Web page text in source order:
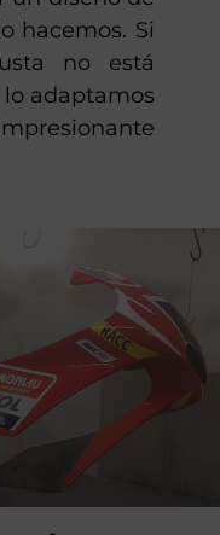
cambio de
desarrollar
mente o
un diseño de
hacemos. Si
adaptamos